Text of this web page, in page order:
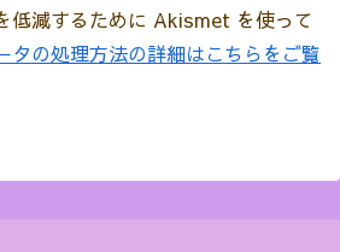
低減するために Akismet を使って
タの処理方法の詳細はこちらをご覧